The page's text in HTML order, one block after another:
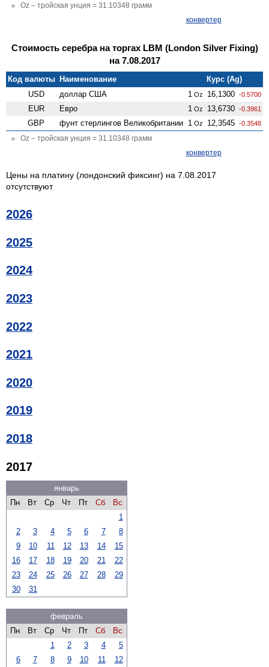
Oz – тройская унция = 31.10348 грамм
конвертер
Стоимость серебра на торгах LBM (London Silver Fixing)
на 7.08.2017
Код валюты Наименование
Курс (Ag)
USD
доллар США 1 Oz 16,1300 -0.5700
EUR Евро 1 Oz 13,6730 -0.3961
GBP фунт стерлингов Велико­британии 1 Oz 12,3545 -0.3548
Oz – тройская унция = 31.10348 грамм
конвертер
Цены на платину (лондонский фиксинг) на 7.08.2017
отсутствуют
2026
2025
2024
2023
2022
2021
2020
2019
2018
2017
январь
Пн
Вт Ср Чт Пт Сб
Вс
1
2
3 4 5 6 7
8
9
10 11 12 13 14
15
16
17 18 19 20 21
22
23
24 25 26 27 28
29
30
31
февраль
Пн
Вт Ср Чт Пт Сб
Вс
1
2 3 4
5
6
7 8 9 10 11
12